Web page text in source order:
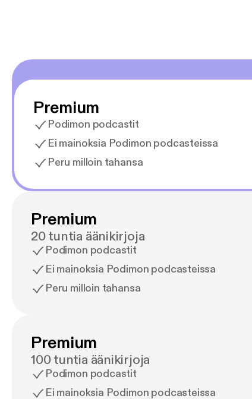
Premium
Podimon podcastit
Ei mainoksia Podimon podcasteissa
Peru milloin tahansa
Premium
20 tuntia äänikirjoja
Podimon podcastit
Ei mainoksia Podimon podcasteissa
Peru milloin tahansa
Premium
100 tuntia äänikirjoja
Podimon podcastit
Ei mainoksia Podimon podcasteissa